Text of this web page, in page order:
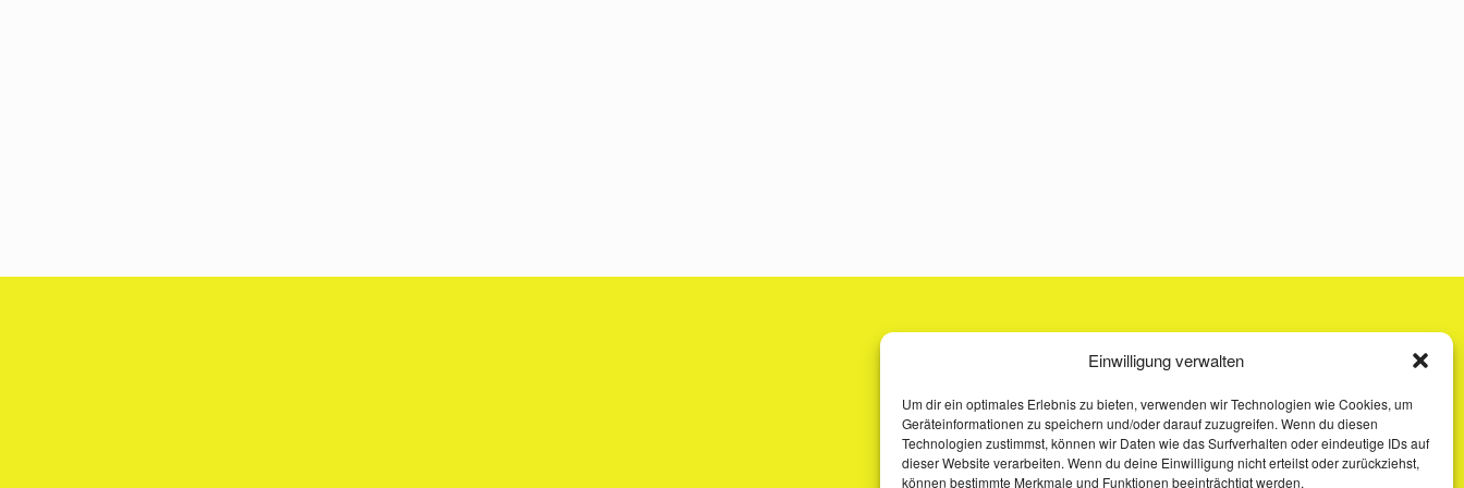
Einwilligung verwalten
Um dir ein optimales Erlebnis zu bieten, verwenden wir Technologien wie Cookies, um
Geräteinformationen zu speichern und/oder darauf zuzugreifen. Wenn du diesen
Technologien zustimmst, können wir Daten wie das Surfverhalten oder eindeutige IDs auf
dieser Website verarbeiten. Wenn du deine Einwilligung nicht erteilst oder zurückziehst,
können bestimmte Merkmale und Funktionen beeinträchtigt werden.